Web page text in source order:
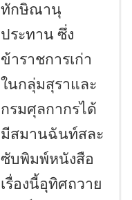
ทักษิณานุ
ประทาน ซึ่ง
ข้าราชการเก่า
ในกลุ่มสุราและ
กรมศุลกากรได้
มีสมานฉันท์สละ
ซับพิมพ์หนังสือ
เรื่องนี้อุทิศถวาย